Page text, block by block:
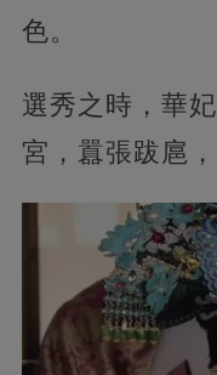
色。
選秀之時，華
宮，囂張跋扈